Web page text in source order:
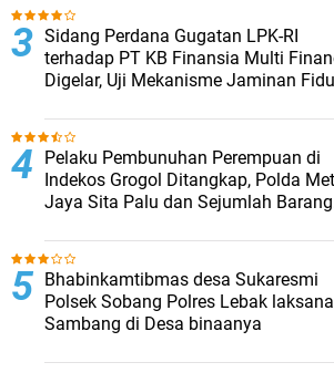
Sidang Perdana Gugatan LPK-RI
terhadap PT KB Finansia Multi
Digelar, Uji Mekanisme Jaminan
Pelaku Pembunuhan Perempuan di
Indekos Grogol Ditangkap, Polda
Jaya Sita Palu dan Sejumlah Barang
Bhabinkamtibmas desa Sukaresmi
Polsek Sobang Polres Lebak
Sambang di Desa binaanya